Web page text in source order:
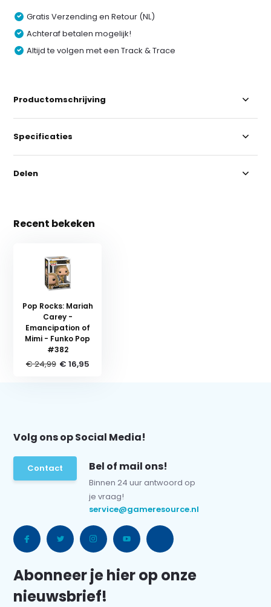
Gratis Verzending en Retour (NL)
Achteraf betalen mogelijk!
Altijd te volgen met een Track & Trace
Productomschrijving
Specificaties
Delen
Recent bekeken
Pop Rocks: Mariah
Carey -
Emancipation of
Mimi - Funko Pop
#382
€ 24,99 € 16,95
Volg ons op Social Media!
Contact Bel of mail ons!
Binnen 24 uur antwoord op
je vraag!
service@gameresource.nl
Abonneer je hier op onze
nieuwsbrief!